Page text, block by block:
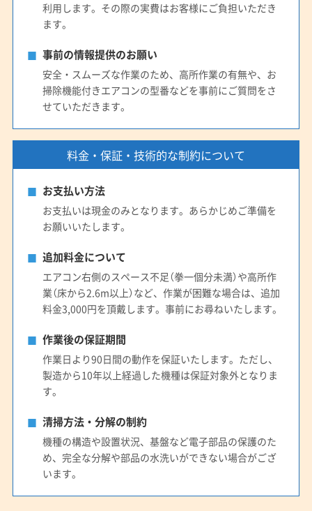
利用します。その際の実費はお客様にご負担いただき
ます。
事前の情報提供のお願い
安全・スムーズな作業のため、高所作業の有無や、お
掃除機能付きエアコンの型番などを事前にご質問をさ
せていただきます。
料金・保証・技術的な制約について
お支払い方法
お支払いは現金のみとなります。あらかじめご準備を
お願いいたします。
追加料金について
エアコン右側のスペース不足（拳一個分未満）や高所作
業（床から2.6m以上）など、作業が困難な場合は、追加
料金3,000円を頂戴します。事前にお尋ねいたします。
作業後の保証期間
作業日より90日間の動作を保証いたします。ただし、
製造から10年以上経過した機種は保証対象外となりま
す。
清掃方法・分解の制約
機種の構造や設置状況、基盤など電子部品の保護のた
め、完全な分解や部品の水洗いができない場合がござ
います。